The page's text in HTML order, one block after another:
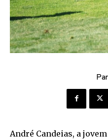
André Candeias, a